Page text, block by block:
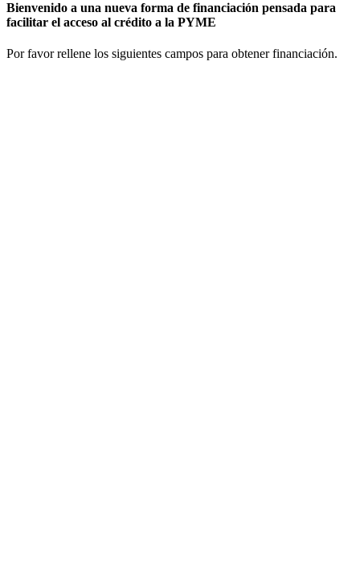
Bienvenido a una nueva forma de financiación pensada para
facilitar el acceso al crédito a la PYME
Por favor rellene los siguientes campos para obtener financiación.